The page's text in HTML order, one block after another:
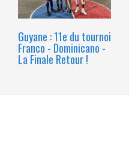
Guyane : 11e du tournoi
Franco - Dominicano -
La Finale Retour !